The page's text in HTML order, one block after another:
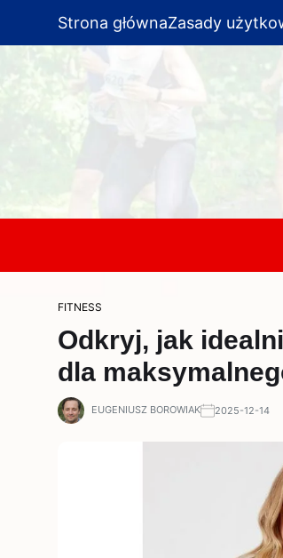
Strona głównaZasady
FITNESS
Odkryj, jak
dla
EUGENIUSZ BOROWIAK 2025-12-14